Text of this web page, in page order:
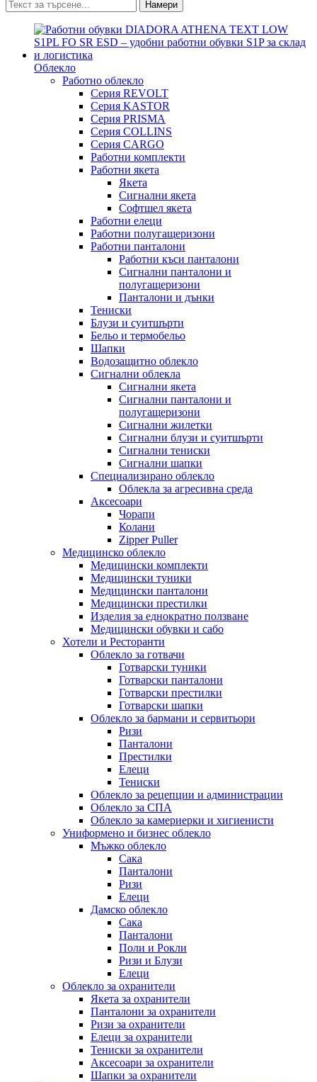
Намери
Облекло
Работно облекло
Серия REVOLT
Серия KASTOR
Серия PRISMA
Серия COLLINS
Серия CARGO
Работни комплекти
Работни якета
Якета
Сигнални якета
Софтшел якета
Работни елеци
Работни полугащеризони
Работни панталони
Работни къси панталони
Сигнални панталони и
полугащеризони
Панталони и дънки
Тениски
Блузи и суитшърти
Бельо и термобельо
Шапки
Водозащитно облекло
Сигнални облекла
Сигнални якета
Сигнални панталони и
полугащеризони
Сигнални жилетки
Сигнални блузи и суитшърти
Сигнални тениски
Сигнални шапки
Специализирано облекло
Облекла за агресивна среда
Аксесоари
Чорапи
Колани
Zipper Puller
Медицинско облекло
Медицински комплекти
Медицински туники
Медицински панталони
Медицински престилки
Изделия за еднократно ползване
Медицински обувки и сабо
Хотели и Ресторанти
Облекло за готвачи
Готварски туники
Готварски панталони
Готварски престилки
Готварски шапки
Облекло за бармани и сервитьори
Ризи
Панталони
Престилки
Елеци
Тениски
Облекло за рецепции и администрации
Облекло за СПА
Облекло за камериерки и хигиенисти
Униформено и бизнес облекло
Мъжко облекло
Сака
Панталони
Ризи
Елеци
Дамско облекло
Сака
Панталони
Поли и Рокли
Ризи и Блузи
Елеци
Облекло за охранители
Якета за охранители
Панталони за охранители
Ризи за охранители
Елеци за охранители
Тениски за охранители
Аксесоари за охранители
Шапки за охранители